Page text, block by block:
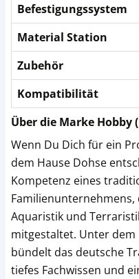
Befestigungssystem
Material Station
Zubehör
Kompatibilität
Über die Marke Hobby
Wenn Du Dich für ein
dem Hause Dohse
Kompetenz eines
Familienunternehmens,
Aquaristik und
mitgestaltet. Unter
bündelt das deutsche
tiefes Fachwissen und